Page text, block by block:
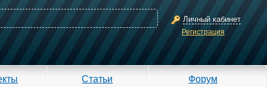
Личный кабинет
Регистрация
Статьи Форум